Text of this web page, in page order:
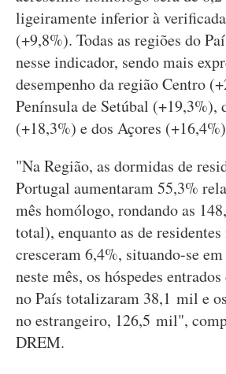
ligeiramente inferior à
(+9,8%). Todas as regiões do
nesse indicador, sendo mais
desempenho da região Centro
Península de Setúbal (+19,3%),
(+18,3%) e dos Açores
"Na Região, as dormidas de
Portugal aumentaram 55,3%
mês homólogo, rondando as
total), enquanto as de
cresceram 6,4%, situando-se
neste mês, os hóspedes
no País totalizaram 38,1 mil e
no estrangeiro, 126,5 mil",
DREM.